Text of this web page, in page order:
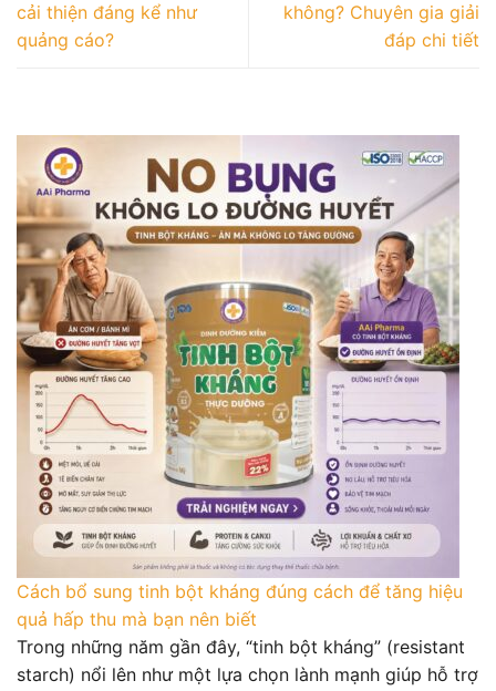
cải thiện đáng kể như
quảng cáo?
không? Chuyên gia giải
đáp chi tiết
Cách bổ sung tinh bột kháng đúng cách để tăng hiệu
quả hấp thu mà bạn nên biết
Trong những năm gần đây, “tinh bột kháng” (resistant
starch) nổi lên như một lựa chọn lành mạnh giúp hỗ trợ